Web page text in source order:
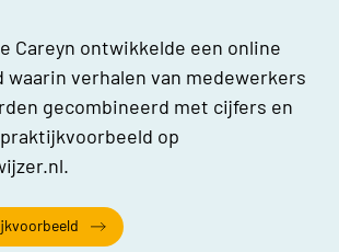
Careyn ontwikkelde een online
verhalen van medewerkers
gecombineerd met cijfers en
op